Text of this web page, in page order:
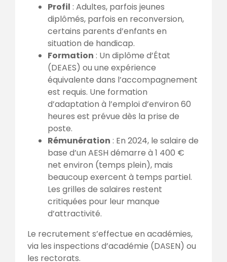
Profil : Adultes, parfois jeunes
diplômés, parfois en reconversion,
certains parents d’enfants en
situation de handicap.
Formation : Un diplôme d’État
(DEAES) ou une expérience
équivalente dans l’accompagnement
est requis. Une formation
d’adaptation à l’emploi d’environ 60
heures est prévue dès la prise de
poste.
Rémunération : En 2024, le salaire de
base d’un AESH démarre à 1 400 €
net environ (temps plein), mais
beaucoup exercent à temps partiel.
Les grilles de salaires restent
critiquées pour leur manque
d’attractivité.
Le recrutement s’effectue en académies,
via les inspections d’académie (DASEN) ou
les rectorats.